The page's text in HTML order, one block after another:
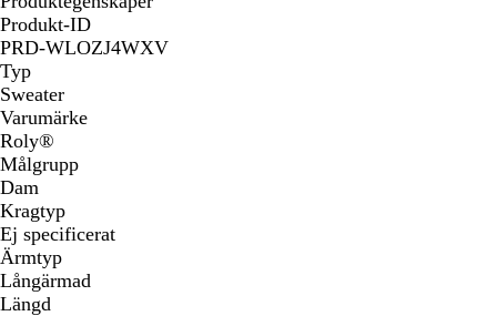
Produkt-ID
PRD-WLOZJ4WXV
Typ
Sweater
Varumärke
Roly®
Målgrupp
Dam
Kragtyp
Ej specificerat
Ärmtyp
Långärmad
Längd